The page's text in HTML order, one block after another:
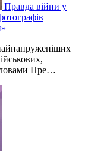
Правда війни у
Пре…